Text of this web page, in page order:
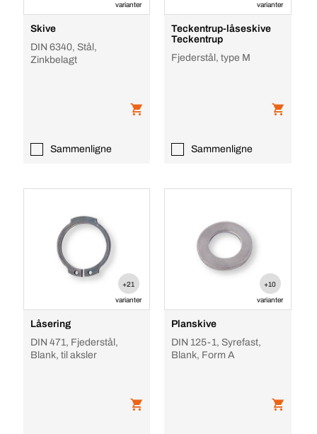
varianter
Skive
DIN 6340, Stål,
Zinkbelagt
Sammenligne
varianter
Teckentrup-låseskive
Teckentrup
Fjederstål, type M
Sammenligne
+21
varianter
Låsering
DIN 471, Fjederstål,
Blank, til aksler
+10
varianter
Planskive
DIN 125-1, Syrefast,
Blank, Form A